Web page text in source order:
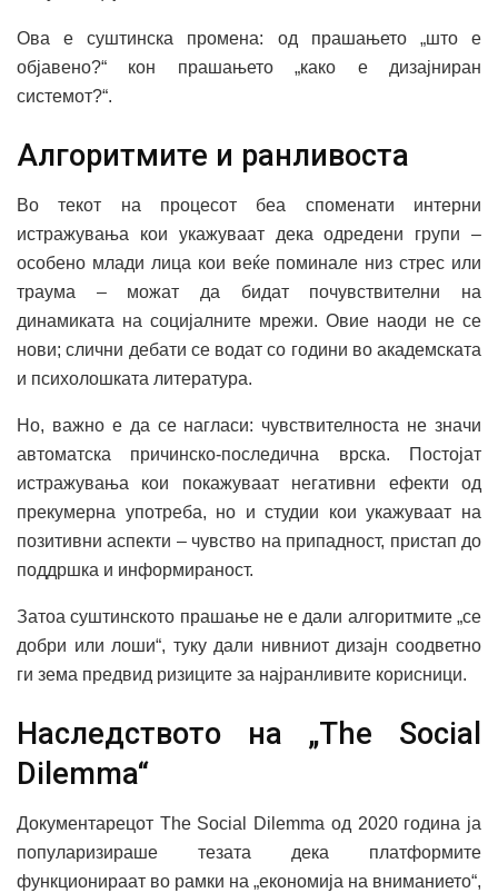
Ова е суштинска промена: од прашањето „што е
објавено?“ кон прашањето „како е дизајниран
системот?“.
Алгоритмите и ранливоста
Во текот на процесот беа споменати интерни
истражувања кои укажуваат дека одредени групи –
особено млади лица кои веќе поминале низ стрес или
траума – можат да бидат почувствителни на
динамиката на социјалните мрежи. Овие наоди не се
нови; слични дебати се водат со години во академската
и психолошката литература.
Но, важно е да се нагласи: чувствителноста не значи
автоматска причинско-последична врска. Постојат
истражувања кои покажуваат негативни ефекти од
прекумерна употреба, но и студии кои укажуваат на
позитивни аспекти – чувство на припадност, пристап до
поддршка и информираност.
Затоа суштинското прашање не е дали алгоритмите „се
добри или лоши“, туку дали нивниот дизајн соодветно
ги зема предвид ризиците за најранливите корисници.
Наследството на „The Social
Dilemma“
Документарецот The Social Dilemma од 2020 година ја
популаризираше тезата дека платформите
функционираат во рамки на „економија на вниманието“,